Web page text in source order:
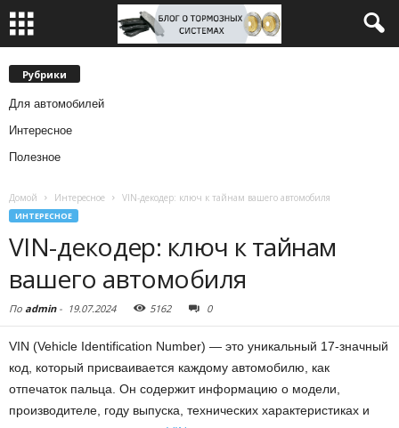
Рубрики
Для автомобилей
Интересное
Полезное
Домой Интересное VIN-декодер: ключ к тайнам вашего автомобиля
ИНТЕРЕСНОЕ
VIN-декодер: ключ к тайнам
вашего автомобиля
По admin- 19.07.2024 5162 0
VIN (Vehicle Identification Number) — это уникальный 17-значный
код, который присваивается каждому автомобилю, как
отпечаток пальца. Он содержит информацию о модели,
производителе, году выпуска, технических характеристиках и